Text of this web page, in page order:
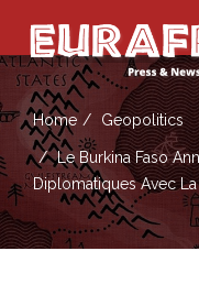
Home Geopolitics
Le Burkina Faso
Diplomatiques Avec La